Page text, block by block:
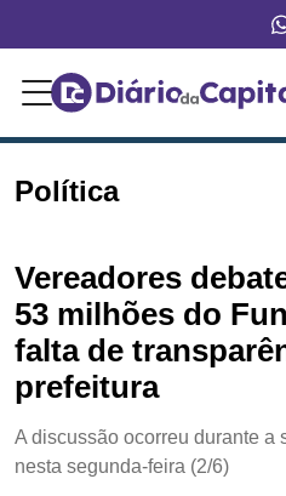
Política
Vereadores
53 milhões do
falta de
prefeitura
A discussão ocorreu durante a
nesta segunda-feira (2/6)